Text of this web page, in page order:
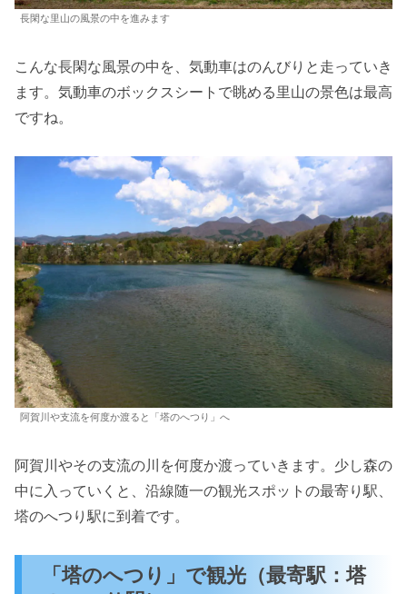
長閑な里山の風景の中を進みます
こんな長閑な風景の中を、気動車はのんびりと走っていき
ます。気動車のボックスシートで眺める里山の景色は最高
ですね。
阿賀川や支流を何度か渡ると「塔のへつり」へ
阿賀川やその支流の川を何度か渡っていきます。少し森の
中に入っていくと、沿線随一の観光スポットの最寄り駅、
塔のへつり駅に到着です。
「塔のへつり」で観光（最寄駅：塔